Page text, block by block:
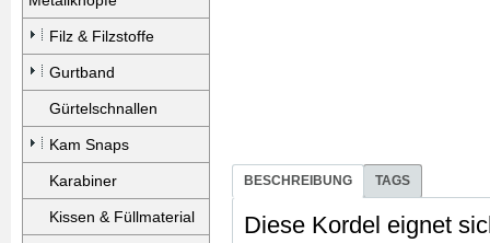
Filz & Filzstoffe
Gurtband
Gürtelschnallen
Kam Snaps
Karabiner
Kissen & Füllmaterial
BESCHREIBUNG TAGS
Diese Kordel eignet